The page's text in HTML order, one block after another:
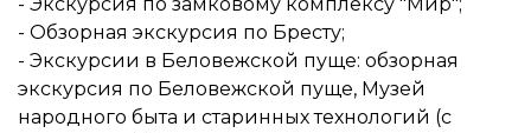
- Обзорная экскурсия по Бресту;
- Экскурсии в Беловежской пуще: обзорная
экскурсия по Беловежской пуще, Музей
народного быта и старинных технологий (с